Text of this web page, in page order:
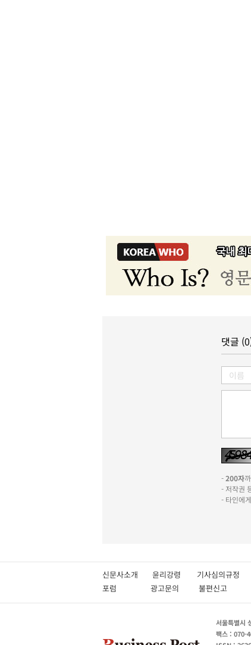
댓글
-200자
- 저작권
- 타인에
신문사소개 윤리강령 기사심의규정
포럼
광고문의 불편신고
서울특별시
팩스 : 070-